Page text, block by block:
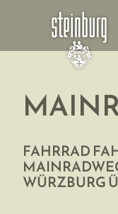
FAHRRAD
WÜRZBURG